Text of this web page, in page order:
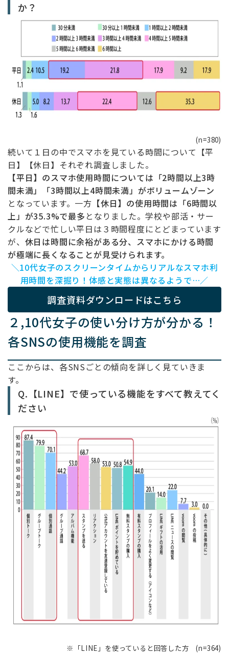
か？
(n=380)
続いて１日の中でスマホを見ている時間について【平
日】【休日】それぞれ調査しました。
【平日】のスマホ使用時間については「2時間以上3時
間未満」「3時間以上4時間未満」がボリュームゾーン
となっています。一方 【休日】の使用時間は「6時間以
上」が35.3%で最多 となりました。学校や部活・サー
クルなどで忙しい平日は３時間程度にとどまっています
が、 休日は時間に余裕がある分、スマホにかける時間
が極端に長くなることが見受けられます。
＼10代女子のスクリーンタイムからリアルなスマホ利
用時間を深掘り！体感と実態は異なるようで…／
調査資料ダウンロードはこちら
２,10代女子の使い分け方が分かる！
各SNSの使用機能を調査
ここからは、各SNSごとの傾向を詳しく見ていきま
す。
Q.【LINE】で使っている機能をすべて教えてく
ださい
※「LINE」を使っていると回答した方 (n=364)